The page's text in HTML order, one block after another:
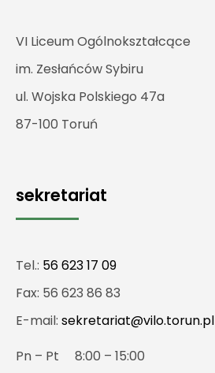
VI Liceum Ogólnokształcące
im. Zesłańców Sybiru
ul. Wojska Polskiego 47a
87-100 Toruń
sekretariat
Tel.: 56 623 17 09
Fax: 56 623 86 83
E-mail: sekretariat@vilo.torun.pl
Pn – Pt 8:00 – 15:00